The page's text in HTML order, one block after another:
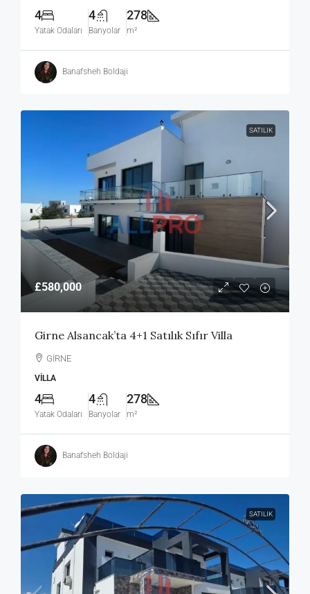
4
Yatak Odaları
4
Banyolar
278
m²
Banafsheh Boldaji
SATILIK
£580,000
Girne Alsancak’ta 4+1 Satılık Sıfır Villa
GİRNE
VILLA
4
Yatak Odaları
4
Banyolar
278
m²
Banafsheh Boldaji
SATILIK